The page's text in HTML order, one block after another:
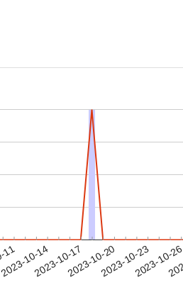
10-14
2023-10-172023-10-202023-10-232023-10-